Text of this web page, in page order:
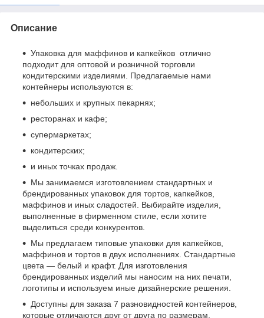
Описание
Упаковка для маффинов и капкейков отлично
подходит для оптовой и розничной торговли
кондитерскими изделиями. Предлагаемые нами
контейнеры используются в:
небольших и крупных пекарнях;
ресторанах и кафе;
супермаркетах;
кондитерских;
и иных точках продаж.
Мы занимаемся изготовлением стандартных и
брендированных упаковок для тортов, капкейков,
маффинов и иных сладостей. Выбирайте изделия,
выполненные в фирменном стиле, если хотите
выделиться среди конкурентов.
Мы предлагаем типовые упаковки для капкейков,
маффинов и тортов в двух исполнениях. Стандартные
цвета — белый и крафт. Для изготовления
брендированных изделий мы наносим на них печати,
логотипы и используем иные дизайнерские решения.
Доступны для заказа 7 разновидностей контейнеров,
которые отличаются друг от друга по размерам.